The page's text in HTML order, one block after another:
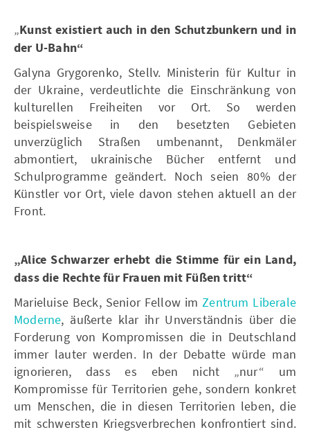
„Kunst existiert auch in den Schutzbunkern und in
der U-Bahn“
Galyna Grygorenko, Stellv. Ministerin für Kultur in
der Ukraine, verdeutlichte die Einschränkung von
kulturellen Freiheiten vor Ort. So werden
beispielsweise in den besetzten Gebieten
unverzüglich Straßen umbenannt, Denkmäler
abmontiert, ukrainische Bücher entfernt und
Schulprogramme geändert. Noch seien 80% der
Künstler vor Ort, viele davon stehen aktuell an der
Front.
„Alice Schwarzer erhebt die Stimme für ein Land,
dass die Rechte für Frauen mit Füßen tritt“
Marieluise Beck, Senior Fellow imZentrum Liberale
Moderne, äußerte klar ihr Unverständnis über die
Forderung von Kompromissen die in Deutschland
immer lauter werden. In der Debatte würde man
ignorieren, dass es eben nicht „nur“ um
Kompromisse für Territorien gehe, sondern konkret
um Menschen, die in diesen Territorien leben, die
mit schwersten Kriegsverbrechen konfrontiert sind.